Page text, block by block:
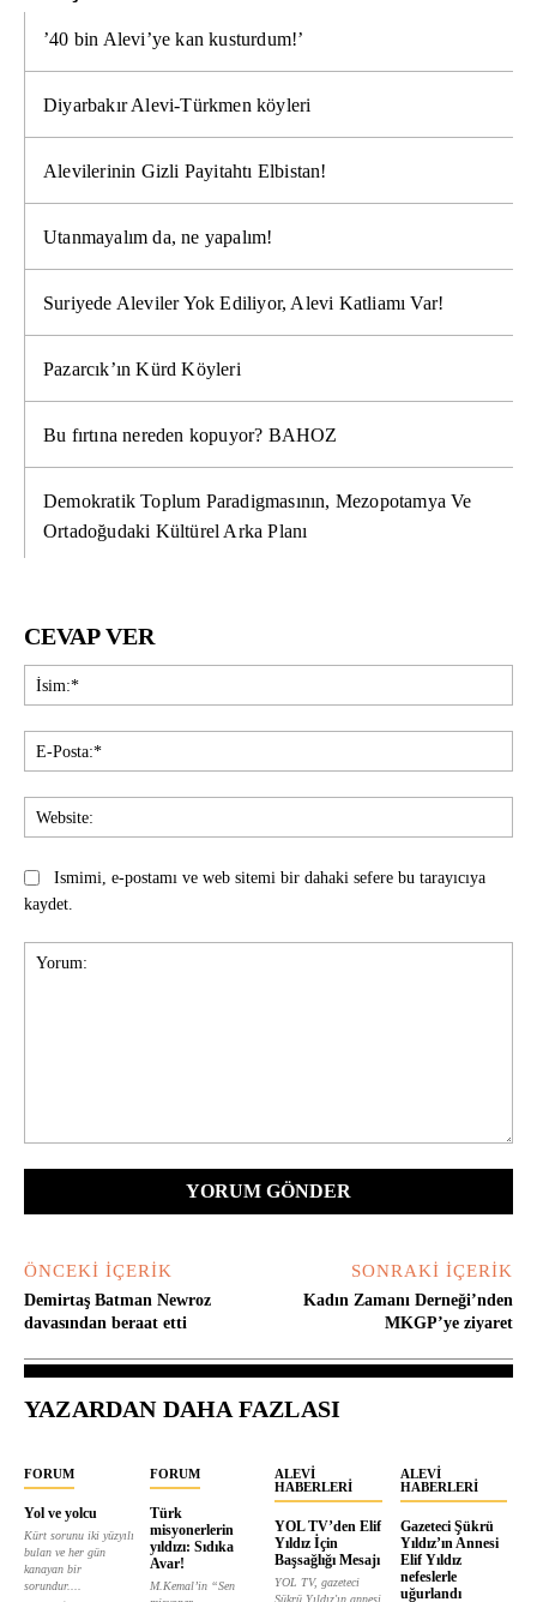
’40 bin Alevi’ye kan kusturdum!’
Diyarbakır Alevi-Türkmen köyleri
Alevilerinin Gizli Payitahtı Elbistan!
Utanmayalım da, ne yapalım!
Suriyede Aleviler Yok Ediliyor, Alevi Katliamı Var!
Pazarcık’ın Kürd Köyleri
Bu fırtına nereden kopuyor? BAHOZ
Demokratik Toplum Paradigmasının, Mezopotamya Ve
Ortadoğudaki Kültürel Arka Planı
CEVAP VER
Ismimi, e-postamı ve web sitemi bir dahaki sefere bu tarayıcıya
kaydet.
ÖNCEKI İÇERIK
Demirtaş Batman Newroz
davasından beraat etti
SONRAKI İÇERIK
Kadın Zamanı Derneği’nden
MKGP’ye ziyaret
YAZARDAN DAHA FAZLASI
FORUM
Yol ve yolcu
Kürt sorunu iki yüzyılı
bulan ve her gün
kanayan bir
sorundur....
FORUM
Türk
misyonerlerin
yıldızı: Sıdıka
Avar!
M.Kemal’in “Sen
ALEVI
HABERLERI
YOL TV’den Elif
Yıldız İçin
Başsağlığı Mesajı
YOL TV, gazeteci
ALEVI
HABERLERI
Gazeteci Şükrü
Yıldız’ın Annesi
Elif Yıldız
nefeslerle
uğurlandı